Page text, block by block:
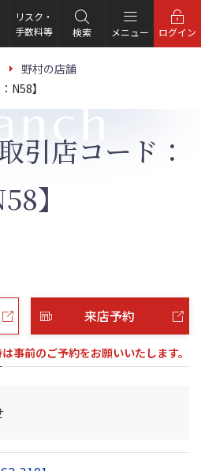
リスク・
手数料等
検索 メニュー ログイン
野村の店舗
N58】
引店コード：
】
来店予約
事前のご予約をお願いいたします。